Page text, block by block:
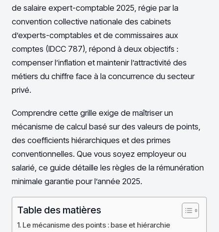
de salaire expert-comptable 2025, régie par la
convention collective nationale des cabinets
d’experts-comptables et de commissaires aux
comptes (IDCC 787), répond à deux objectifs :
compenser l’inflation et maintenir l’attractivité des
métiers du chiffre face à la concurrence du secteur
privé.
Comprendre cette grille exige de maîtriser un
mécanisme de calcul basé sur des valeurs de points,
des coefficients hiérarchiques et des primes
conventionnelles. Que vous soyez employeur ou
salarié, ce guide détaille les règles de la rémunération
minimale garantie pour l’année 2025.
Table des matières
Le mécanisme des points : base et hiérarchie